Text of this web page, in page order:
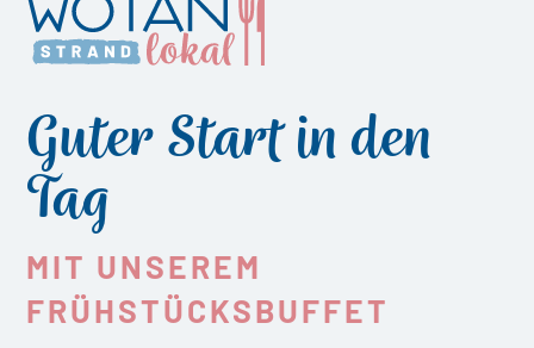
Guter Start in den
Tag
MIT UNSEREM
FRÜHSTÜCKSBUFFET